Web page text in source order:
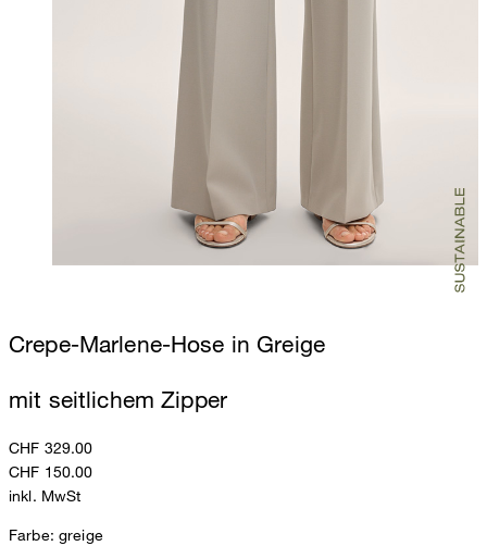
Crepe-Marlene-Hose in Greige
mit seitlichem Zipper
CHF 329.00
CHF 150.00
inkl. MwSt
Farbe: greige